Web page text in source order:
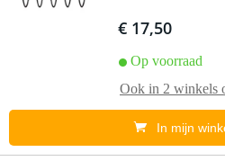
€ 17,50
Op voorraad
Ook in 2 winkels
In mijn